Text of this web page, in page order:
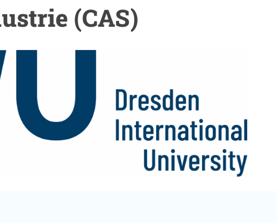
(CAS)